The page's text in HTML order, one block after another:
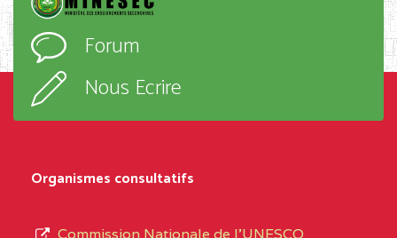
D'ENSEIGNEMENT
PROFESSIONNEL
l’ordre
d’enseignement,
type
Forum
Nous Ecrire
Organismes consultatifs
Commission Nationale de l’UNESCO